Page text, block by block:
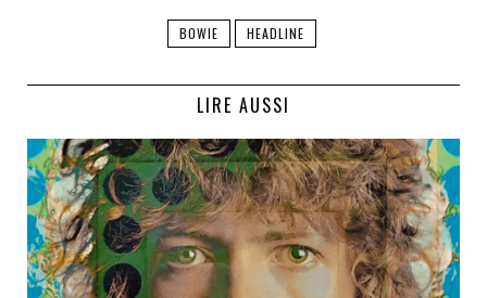
BOWIE HEADLINE
LIRE AUSSI